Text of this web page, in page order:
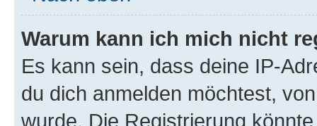
Warum kann ich mich nicht
Es kann sein, dass deine IP-
du dich anmelden möchtest,
wurde. Die Registrierung